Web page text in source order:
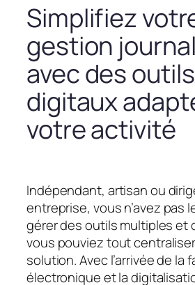
Simplifiez
gestion
avec des outils
digitaux
votre activité
Indépendant, artisan ou
entreprise, vous n’avez pas
gérer des outils multiples et
vous pouviez tout
solution. Avec l’arrivée de la
électronique et la